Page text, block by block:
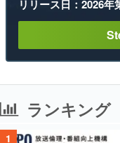
リリース日：2026年
ランキング
1